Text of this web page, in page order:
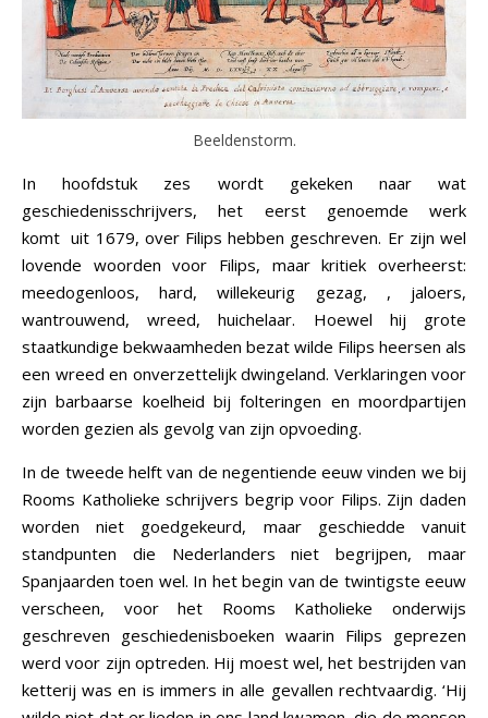
Beeldenstorm.
In hoofdstuk zes wordt gekeken naar wat
geschiedenisschrijvers, het eerst genoemde werk
komt uit 1679, over Filips hebben geschreven. Er zijn wel
lovende woorden voor Filips, maar kritiek overheerst:
meedogenloos, hard, willekeurig gezag, , jaloers,
wantrouwend, wreed, huichelaar. Hoewel hij grote
staatkundige bekwaamheden bezat wilde Filips heersen als
een wreed en onverzettelijk dwingeland. Verklaringen voor
zijn barbaarse koelheid bij folteringen en moordpartijen
worden gezien als gevolg van zijn opvoeding.
In de tweede helft van de negentiende eeuw vinden we bij
Rooms Katholieke schrijvers begrip voor Filips. Zijn daden
worden niet goedgekeurd, maar geschiedde vanuit
standpunten die Nederlanders niet begrijpen, maar
Spanjaarden toen wel. In het begin van de twintigste eeuw
verscheen, voor het Rooms Katholieke onderwijs
geschreven geschiedenisboeken waarin Filips geprezen
werd voor zijn optreden. Hij moest wel, het bestrijden van
ketterij was en is immers in alle gevallen rechtvaardig. ‘Hij